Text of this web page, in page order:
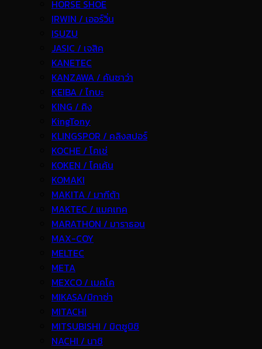
HORSE SHOE
IRWIN / เออร์วิ่น
ISUZU
JASIC / เจสิค
KANETEC
KANZAWA / คันซาว่า
KEIBA / ไกบะ
KING / คิง
KingTony
KLINGSPOR / คลิงสปอร์
KOCHE / โคเช่
KOKEN / โคเค้น
KOMAKI
MAKITA / มากีต้า
MAKTEC / แมคเทค
MARATHON / มาราธอน
MAX-COY
MELTEC
META
MEXCO / เมคโค
MIKASA/มิกาซ่า
MITACHI
MITSUBISHI / มิตซูบิชิ
NACHI / นาชิ